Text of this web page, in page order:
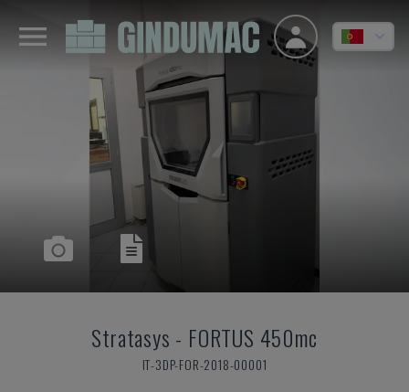
Stratasys - FORTUS 450mc
IT-3DP-FOR-2018-00001